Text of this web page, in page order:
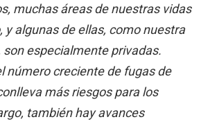
muchas áreas de nuestras vidas
y algunas de ellas, como nuestra
son especialmente privadas.
número creciente de fugas de
más riesgos para los
también hay avances